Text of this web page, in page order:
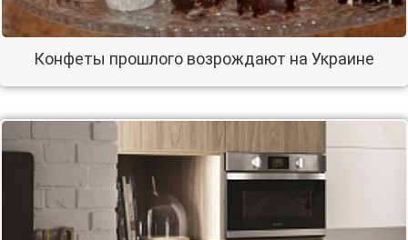
Конфеты прошлого возрождают на Украине